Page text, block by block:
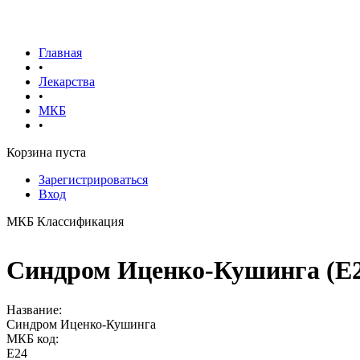
Главная
•
Лекарства
•
МКБ
•
Корзина пуста
Зарегистрироваться
Вход
МКБ Классификация
Синдром Иценко-Кушинга
Название:
Синдром Иценко-Кушинга
МКБ код:
E24